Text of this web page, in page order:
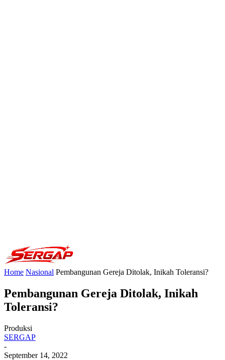
Home Nasional Pembangunan Gereja Ditolak, Inikah Toleransi?
Pembangunan Gereja Ditolak, Inikah
Toleransi?
Produksi
SERGAP
-
September 14, 2022